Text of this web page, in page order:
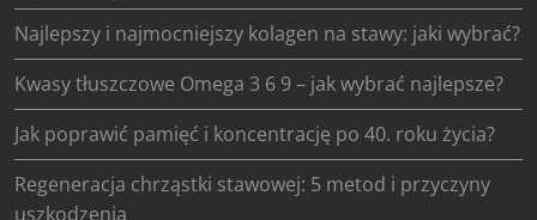
Najlepszy i najmocniejszy kolagen na stawy: jaki wybrać?
Kwasy tłuszczowe Omega 3 6 9 – jak wybrać najlepsze?
Jak poprawić pamięć i koncentrację po 40. roku życia?
Regeneracja chrząstki stawowej: 5 metod i przyczyny
uszkodzenia